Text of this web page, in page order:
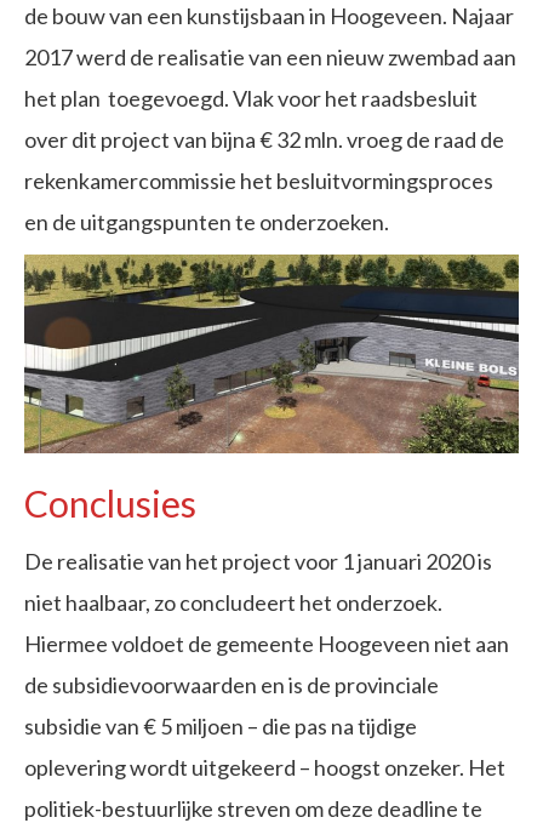
de bouw van een kunstijsbaan in Hoogeveen. Najaar
2017 werd de realisatie van een nieuw zwembad aan
het plan toegevoegd. Vlak voor het raadsbesluit
over dit project van bijna € 32 mln. vroeg de raad de
rekenkamercommissie het besluitvormingsproces
en de uitgangspunten te onderzoeken.
Conclusies
De realisatie van het project voor 1 januari 2020 is
niet haalbaar, zo concludeert het onderzoek.
Hiermee voldoet de gemeente Hoogeveen niet aan
de subsidievoorwaarden en is de provinciale
subsidie van € 5 miljoen – die pas na tijdige
oplevering wordt uitgekeerd – hoogst onzeker. Het
politiek-bestuurlijke streven om deze deadline te